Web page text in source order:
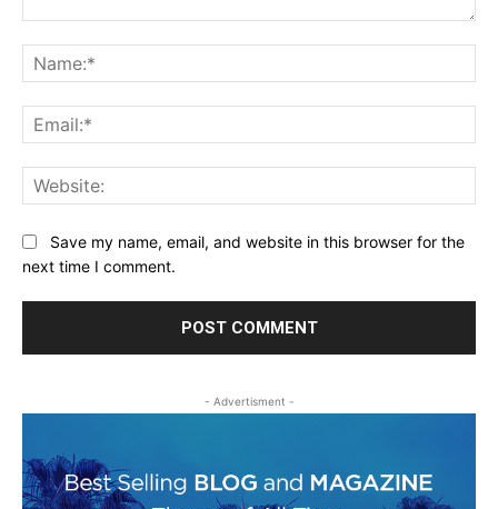
Save my name, email, and website in this browser for the
next time I comment.
- Advertisment -